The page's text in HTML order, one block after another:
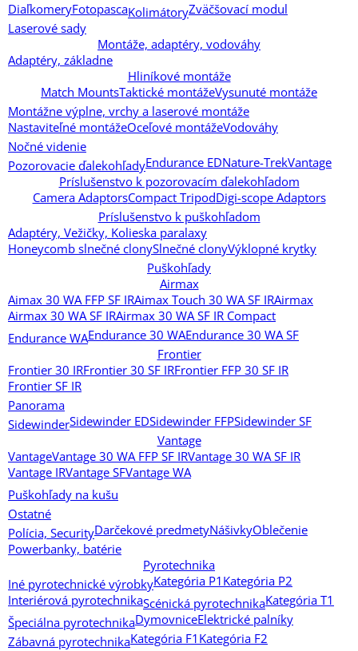
DiaľkomeryFotopascaKolimátoryZväčšovací modul
Laserové sady
Montáže, adaptéry, vodováhy
Adaptéry, základne
Hliníkové montáže
Match MountsTaktické montážeVysunuté montáže
Montážne výplne, vrchy a laserové montáže
Nastaviteľné montážeOceľové montážeVodováhy
Nočné videnie
Pozorovacie ďalekohľadyEndurance EDNature-TrekVantage
Príslušenstvo k pozorovacím ďalekohľadom
Camera AdaptorsCompact TripodDigi-scope Adaptors
Príslušenstvo k puškohľadom
Adaptéry, Vežičky, Kolieska paralaxy
Honeycomb slnečné clonySlnečné clonyVýklopné krytky
Puškohľady
Airmax
Aimax 30 WA FFP SF IRAimax Touch 30 WA SF IRAirmax
Airmax 30 WA SF IRAirmax 30 WA SF IR Compact
Endurance WAEndurance 30 WAEndurance 30 WA SF
Frontier
Frontier 30 IRFrontier 30 SF IRFrontier FFP 30 SF IR
Frontier SF IR
Panorama
SidewinderSidewinder EDSidewinder FFPSidewinder SF
Vantage
VantageVantage 30 WA FFP SF IRVantage 30 WA SF IR
Vantage IRVantage SFVantage WA
Puškohľady na kušu
Ostatné
Polícia, SecurityDarčekové predmetyNášivkyOblečenie
Powerbanky, batérie
Pyrotechnika
Iné pyrotechnické výrobkyKategória P1 Kategória P2
Interiérová pyrotechnikaScénická pyrotechnikaKategória T1
Špeciálna pyrotechnikaDymovniceElektrické palníky
Zábavná pyrotechnikaKategória F1 Kategória F2